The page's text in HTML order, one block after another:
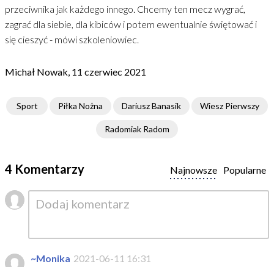
przeciwnika jak każdego innego. Chcemy ten mecz wygrać,
zagrać dla siebie, dla kibiców i potem ewentualnie świętować i
się cieszyć - mówi szkoleniowiec.
Michał Nowak, 11 czerwiec 2021
Sport Piłka Nożna Dariusz Banasik Wiesz Pierwszy
Radomiak Radom
4 Komentarzy Popularne
Najnowsze
~Monika 2021-06-11 16:31